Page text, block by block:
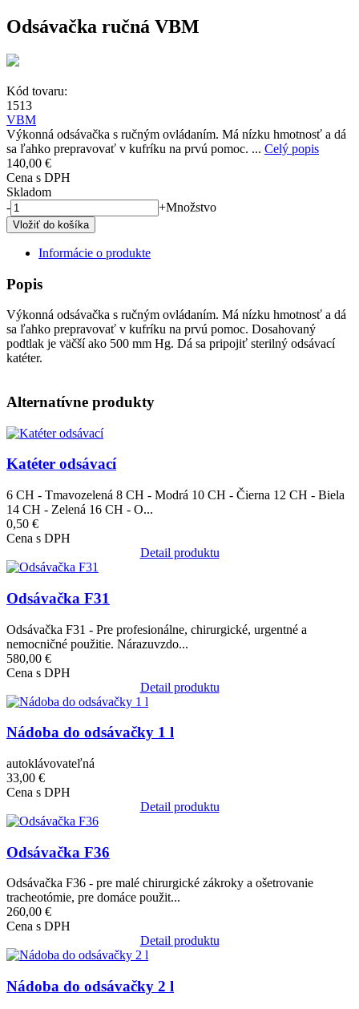
Odsávačka ručná VBM
Kód tovaru:
1513
VBM
Výkonná odsávačka s ručným ovládaním. Má nízku hmotnosť a dá
sa ľahko prepravovať v kufríku na prvú pomoc. ... Celý popis
140,00 €
Cena s DPH
Skladom
-
+Množstvo
Informácie o produkte
Popis
Výkonná odsávačka s ručným ovládaním. Má nízku hmotnosť a dá
sa ľahko prepravovať v kufríku na prvú pomoc. Dosahovaný
podtlak je väčší ako 500 mm Hg. Dá sa pripojiť sterilný odsávací
katéter.
Alternatívne produkty
Obrázok
Katéter odsávací
6 CH - Tmavozelená 8 CH - Modrá 10 CH - Čierna 12 CH - Biela
14 CH - Zelená 16 CH - O...
0,50 €
Cena s DPH
Detail produktu
Obrázok
Odsávačka F31
Odsávačka F31 - Pre profesionálne, chirurgické, urgentné a
nemocničné použitie. Nárazuvzdo...
580,00 €
Cena s DPH
Detail produktu
Obrázok
Nádoba do odsávačky 1 l
autoklávovateľná
33,00 €
Cena s DPH
Detail produktu
Obrázok
Odsávačka F36
Odsávačka F36 - pre malé chirurgické zákroky a ošetrovanie
tracheotómie, pre domáce použit...
260,00 €
Cena s DPH
Detail produktu
Obrázok
Nádoba do odsávačky 2 l